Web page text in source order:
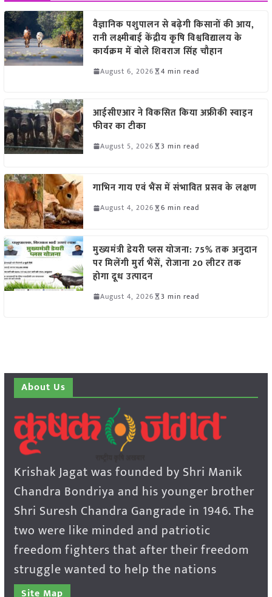
वैज्ञानिक पशुपालन से बढ़ेगी किसानों की आय,
रानी लक्ष्मीबाई केंद्रीय कृषि विश्वविद्यालय के
कार्यक्रम में बोले शिवराज सिंह चौहान
August 6, 2026 4 min read
आईसीएआर ने विकसित किया अफ्रीकी स्वाइन
फीवर का टीका
August 5, 2026 3 min read
गाभिन गाय एवं भैंस में संभावित प्रसव के लक्षण
August 4, 2026 6 min read
मुख्यमंत्री डेयरी प्लस योजना: 75% तक अनुदान
पर मिलेंगी मुर्रा भैंसें, रोजाना 20 लीटर तक
होगा दूध उत्पादन
August 4, 2026 3 min read
About Us
Krishak Jagat was founded by Shri Manik
Chandra Bondriya and his younger brother
Shri Suresh Chandra Gangrade in 1946. The
two were like minded and patriotic
freedom fighters that after their freedom
struggle wanted to help the nations
Site Map